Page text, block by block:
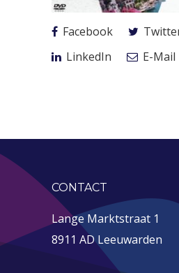
Facebook
LinkedIn
E-Mail
CONTACT
Lange Marktstraat 1
8911 AD Leeuwarden